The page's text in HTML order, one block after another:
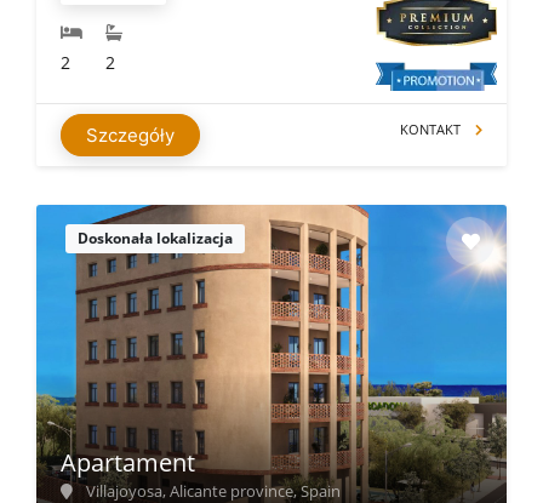
2 2
Szczegóły KONTAKT
Doskonała lokalizacja
Apartament
Villajoyosa, Alicante province, Spain